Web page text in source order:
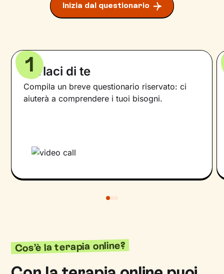
Inizia dal questionario
Parlaci di te
Compila un breve questionario riservato: ci
aiuterà a comprendere i tuoi bisogni.
1
Cos’è la terapia online?